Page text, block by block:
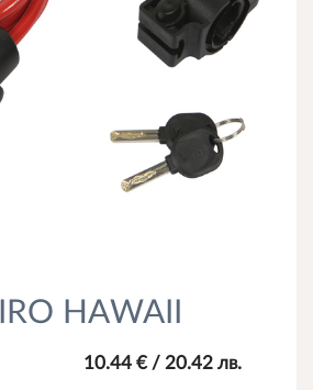
HAWAII
10.44 € / 20.42 лв.